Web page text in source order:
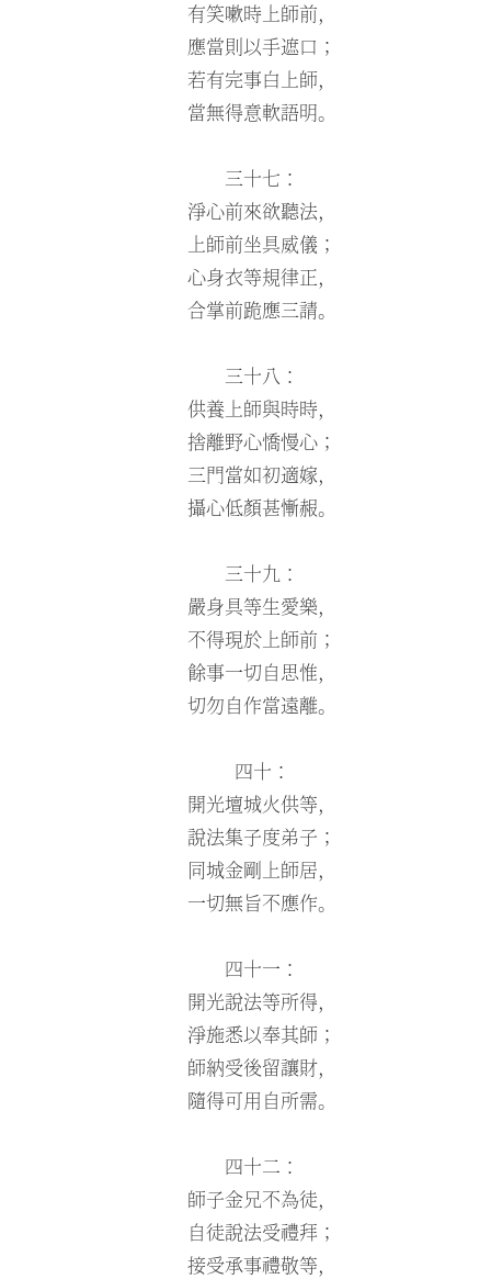
有笑嗽時上師前，
應當則以手遮口；
若有完事白上師，
當無得意軟語明。
三十七：
淨心前來欲聽法，
上師前坐具威儀；
心身衣等規律正，
合掌前跪應三請。
三十八：
供養上師與時時，
捨離野心憍慢心；
三門當如初適嫁，
攝心低顏甚慚赧。
三十九：
嚴身具等生愛樂，
不得現於上師前；
餘事一切自思惟，
切勿自作當遠離。
四十：
開光壇城火供等，
說法集子度弟子；
同城金剛上師居，
一切無旨不應作。
四十一：
開光說法等所得，
淨施悉以奉其師；
師納受後留讓財，
隨得可用自所需。
四十二：
師子金兄不為徒，
自徒說法受禮拜；
接受承事禮敬等，